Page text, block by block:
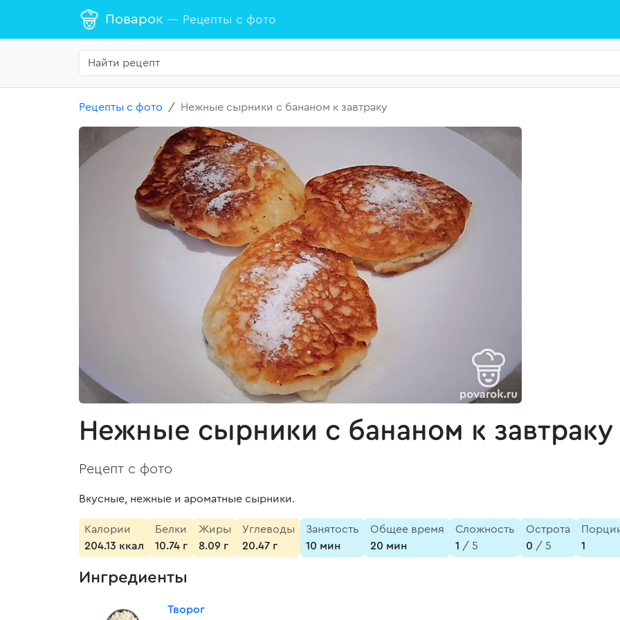
Поварок — Рецепты с фото
Рецепты с фото Нежные сырники с бананом к завтраку
Нежные сырники с бананом к завтраку
Рецепт с фото
Вкусные, нежные и ароматные сырники.
Калории
204.13 ккал
Белки
10.74 г
Жиры
8.09 г
Углеводы
20.47 г
Занятость
10 мин
Общее время
20 мин
Сложность
1 / 5
Острота
0 / 5
1
Ингредиенты
Творог